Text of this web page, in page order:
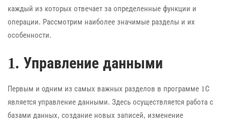
каждый из которых отвечает за определенные функции и
операции. Рассмотрим наиболее значимые разделы и их
особенности.
1. Управление данными
Первым и одним из самых важных разделов в программе 1С
является управление данными. Здесь осуществляется работа с
базами данных, создание новых записей, изменение